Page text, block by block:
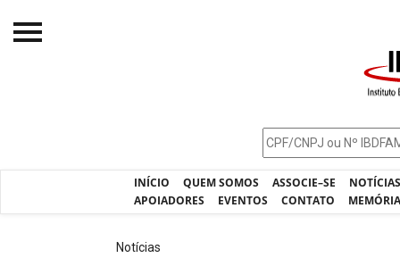
INÍCIO QUEM SOMOS ASSOCIE–SE
APOIADORES
EVENTOS CONTATO
Notícias